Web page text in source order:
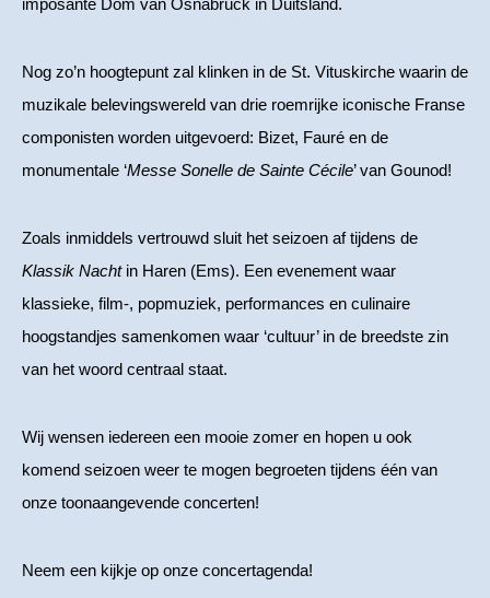
imposante Dom van Osnabrück in Duitsland.
Nog zo’n hoogtepunt zal klinken in de St. Vituskirche waarin de
muzikale belevingswereld van drie roemrijke iconische Franse
componisten worden uitgevoerd: Bizet, Fauré en de
monumentale ‘Messe Sonelle de Sainte Cécile’ van Gounod!
Zoals inmiddels vertrouwd sluit het seizoen af tijdens de
Klassik Nachtin Haren (Ems). Een evenement waar
klassieke, film-, popmuziek, performances en culinaire
hoogstandjes samenkomen waar ‘cultuur’ in de breedste zin
van het woord centraal staat.
Wij wensen iedereen een mooie zomer en hopen u ook
komend seizoen weer te mogen begroeten tijdens één van
onze toonaangevende concerten!
Neem een kijkje op onze concertagenda!